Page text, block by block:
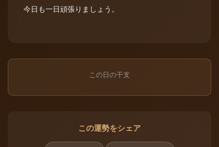
今日も一日頑張りましょう。
この日の干支
この運勢をシェア